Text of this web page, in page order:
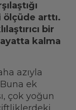
ölçüde arttı.
bir
kalma
azıyla
ek
çok yoğun